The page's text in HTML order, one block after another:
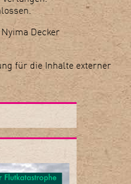
Decker
für die Inhalte externer